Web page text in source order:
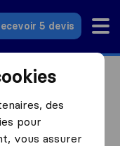
5 devis
Bischheim
des
pour
vous assurer